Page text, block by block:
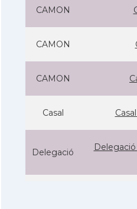
CAMON
CAMON
CAMON
Casal
Delegació